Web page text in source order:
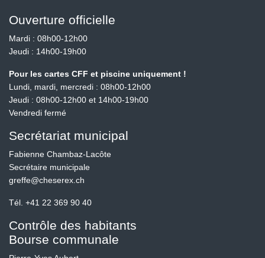
Ouverture officielle
Mardi : 08h00-12h00
Jeudi : 14h00-19h00
Pour les cartes CFF et piscine uniquement !
Lundi, mardi, mercredi : 08h00-12h00
Jeudi : 08h00-12h00 et 14h00-19h00
Vendredi fermé
Secrétariat municipal
Fabienne Chambaz-Lacôte
Secrétaire municipale
greffe@cheserex.ch
Tél. +41 22 369 90 40
Contrôle des habitants
Bourse communale